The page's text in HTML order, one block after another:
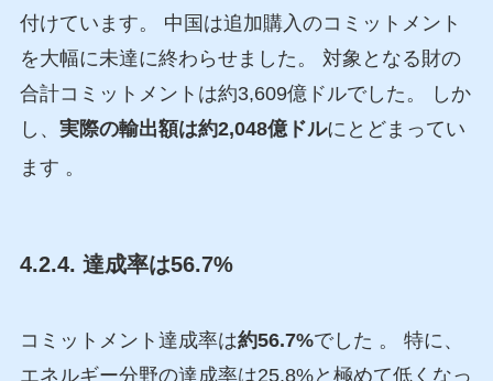
付けています。 中国は追加購入のコミットメント
を大幅に未達に終わらせました。 対象となる財の
合計コミットメントは約3,609億ドルでした。 しか
し、 実際の輸出額は約2,048億ドルにとどまってい
ます 。
4.2.4. 達成率は56.7%
コミットメント達成率は約56.7%でした 。 特に、
エネルギー分野の達成率は25.8%と極めて低くなっ